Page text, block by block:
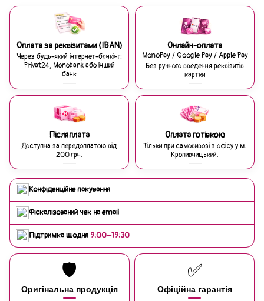
Оплата за реквізитами (IBAN)
Через будь-який інтернет-банкінг:
Privat24, Monobank або інший
банк
Онлайн-оплата
MonoPay / Google Pay / Apple Pay
Без ручного введення реквізитів
картки
Післяплата
Доступна за передоплатою від
200 грн.
Оплата готівкою
Тільки при самовивозі з офісу у м.
Кропивницький.
Конфіденційне пакування
Фіскалізований чек на email
Підтримка щодня 9:00–19:30
🛡️
Оригінальна продукція
✅
Офіційна гарантія